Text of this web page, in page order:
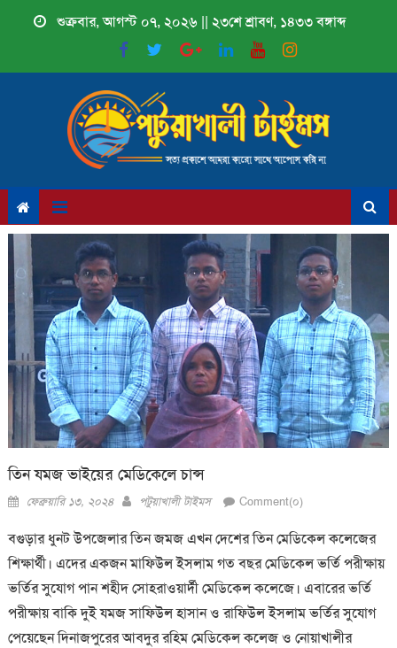
শুক্রবার, আগস্ট ০৭, ২০২৬ || ২৩শে শ্রাবণ, ১৪৩৩ বঙ্গাব্দ
তিন যমজ ভাইয়ের মেডিকেলে চান্স
Posted
ফেব্রুয়ারি ১৩, ২০২৪ Author
পটুয়াখালী টাইমস Comment(০)
বগুড়ার ধুনট উপজেলার তিন জমজ এখন দেশের তিন মেডিকেল কলেজের
শিক্ষার্থী। এদের একজন মাফিউল ইসলাম গত বছর মেডিকেল ভর্তি পরীক্ষায়
ভর্তির সুযোগ পান শহীদ সোহরাওয়ার্দী মেডিকেল কলেজে। এবারের ভর্তি
পরীক্ষায় বাকি দুই যমজ সাফিউল হাসান ও রাফিউল ইসলাম ভর্তির সুযোগ
পেয়েছেন দিনাজপুরের আবদুর রহিম মেডিকেল কলেজ ও নোয়াখালীর